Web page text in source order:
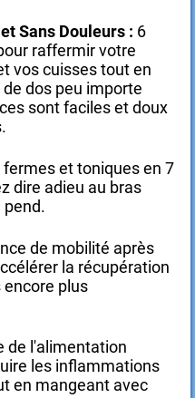
Sans Douleurs : 6
raffermir votre
vos cuisses tout en
dos peu importe
sont faciles et doux
fermes et toniques en 7
dire adieu au bras
pend.
de mobilité après
la récupération
plus
de l'alimentation
les inflammations
en mangeant avec